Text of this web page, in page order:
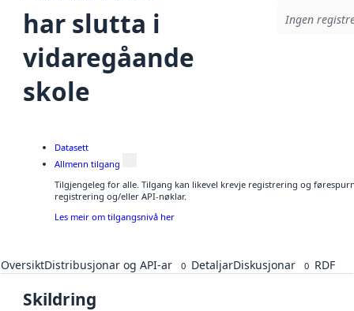
har slutta i
vidaregåande
skole
Ingen
Datasett
Allmenn tilgang
Tilgjengeleg for alle. Tilgang kan likevel krevje registrering og
registrering og/eller API-nøklar.
Les meir om tilgangsnivå her
OversiktDistribusjonar og API-ar 0 DetaljarDiskusjonar 0 RDF
Skildring